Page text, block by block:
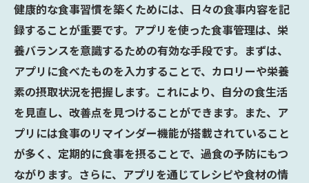
健康的な食事習慣を築くためには、日々の食事内容を記
録することが重要です。アプリを使った食事管理は、栄
養バランスを意識するための有効な手段です。まずは、
アプリに食べたものを入力することで、カロリーや栄養
素の摂取状況を把握します。これにより、自分の食生活
を見直し、改善点を見つけることができます。また、ア
プリには食事のリマインダー機能が搭載されていること
が多く、定期的に食事を摂ることで、過食の予防にもつ
ながります。さらに、アプリを通じてレシピや食材の情